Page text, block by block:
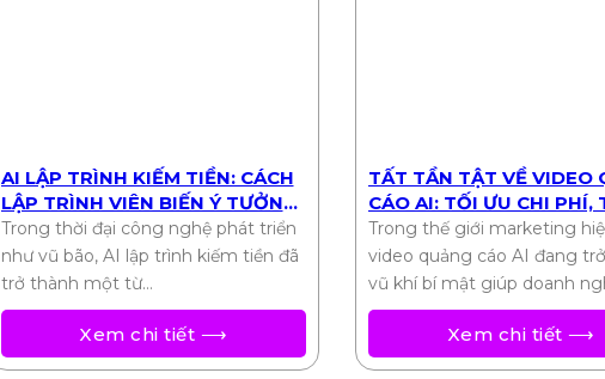
AI LẬP TRÌNH KIẾM TIỀN: CÁCH
LẬP TRÌNH VIÊN BIẾN Ý TƯỞNG
THÀNH THU NHẬP THỤ ĐỘNG
Trong thời đại công nghệ phát triển
như vũ bão, AI lập trình kiếm tiền đã
trở thành một từ…
Xem chi tiết ⟶
TẤT TẦN TẬT VỀ VIDEO
CÁO AI: TỐI ƯU CHI PHÍ,
HIỆU QUẢ
Trong thế giới marketing
video quảng cáo AI đang
vũ khí bí mật giúp doanh
Xem chi tiết ⟶